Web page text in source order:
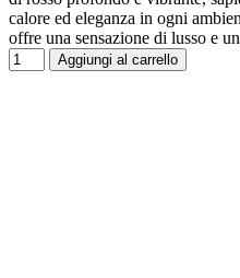
calore ed eleganza in ogni
offre una sensazione di lusso e
Aggiungi al carrello